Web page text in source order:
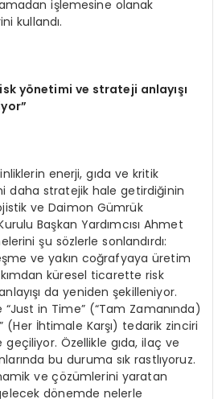
işlemesine olanak
kullandı.
yönetimi ve strateji anlayışı
enerji, gıda ve kritik
daha stratejik hale getirdiğinin
ve Daimon Gümrük
Başkan Yardımcısı Ahmet
şu sözlerle sonlandırdı:
ve yakın coğrafyaya üretim
küresel ticarette risk
da yeniden şekilleniyor.
“Just in Time” (“Tam Zamanında)
(Her İhtimale Karşı) tedarik zinciri
Özellikle gıda, ilaç ve
bu duruma sık rastlıyoruz.
ve çözümlerini yaratan
dönemde nelerle